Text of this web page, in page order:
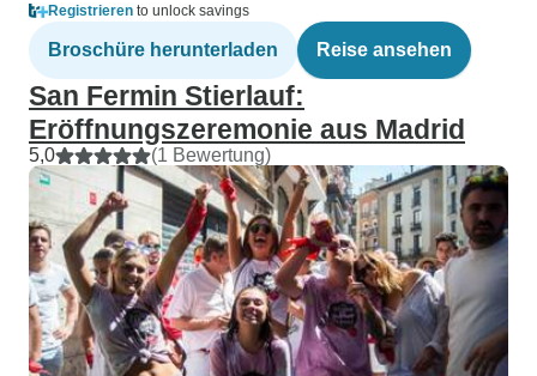
Registrieren to unlock savings
Broschüre herunterladen Reise ansehen
San Fermin Stierlauf:
Eröffnungszeremonie aus Madrid
5,0 (1 Bewertung)